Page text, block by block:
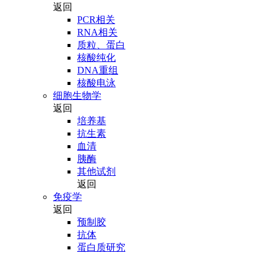
返回
PCR相关
RNA相关
质粒、蛋白
核酸纯化
DNA重组
核酸电泳
细胞生物学
返回
培养基
抗生素
血清
胰酶
其他试剂
返回
免疫学
返回
预制胶
抗体
蛋白质研究